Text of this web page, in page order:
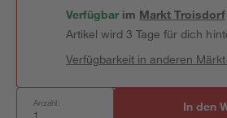
Verfügbar im MarktTroisdorf
Artikel wird 3 Tage für dich
Verfügbarkeit in anderen
Anzahl: In den